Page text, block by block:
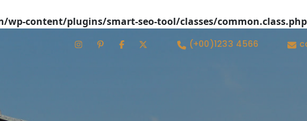
content/plugins/smart-seo-tool/classes/common.class.php
(+00)1233 4566